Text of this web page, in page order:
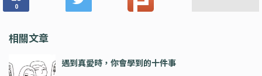
0
相關文章
遇到真愛時，你會學到的十件事